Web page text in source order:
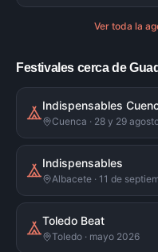
Ver toda la
Festivales cerca de
Indispensables
Cuenca · 28 y 29
Indispensables
Albacete · 11 de
Toledo Beat
Toledo · mayo 2026